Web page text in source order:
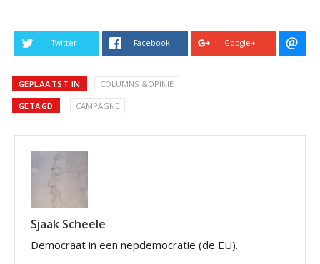
Twitter Facebook Google+
GEPLAATST IN COLUMNS &OPINIE
GETAGD CAMPAGNE
Sjaak Scheele
Democraat in een nepdemocratie (de EU).